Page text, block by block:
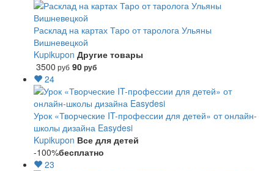
Расклад на картах Таро от таролога Ульяны
Вишневецкой
Kupikupon Другие товары
3500 руб 90руб
24
Урок «Творческие IT-профессии для детей» от онлайн-
школы дизайна Easydesi
Kupikupon Все для детей
-100%бесплатно
23